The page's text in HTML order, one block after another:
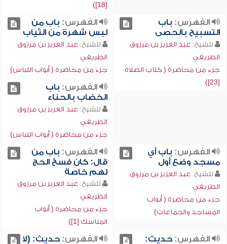
[18])
الفهرس: باب
التسبيح بالحصى
للشيخ: عبد العزيز بن مرزوق
الطريفي
جزء من محاضرة ( كتاب الصلاة
[23])
الفهرس: باب من
لبس شهرة من الثياب
للشيخ: عبد العزيز بن مرزوق
الطريفي
جزء من محاضرة ( أبواب اللباس)
الفهرس: باب
الخضاب بالحناء
للشيخ: عبد العزيز بن مرزوق
الطريفي
جزء من محاضرة ( أبواب اللباس)
الفهرس: باب أي
مسجد وضع أول
للشيخ: عبد العزيز بن مرزوق
الطريفي
جزء من محاضرة ( أبواب
المساجد والجماعات)
الفهرس: باب من
قال: كان فسخ الحج
لهم خاصة
للشيخ: عبد العزيز بن مرزوق
الطريفي
جزء من محاضرة ( أبواب
المناسك [1])
الفهرس:حديث:
الفهرس:حديث: (لا